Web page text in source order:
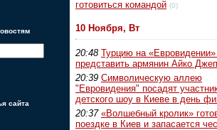
сайта
готовиться командой (0)
10 Ноября, Вт
20:48 Турцию на
представить армянин Айко
20:39 Символическую аллею
"Евровидения" посадят
детского шоу в Киеве в день
20:37 «Волшебный кролик»
поездке в Киев и запасается